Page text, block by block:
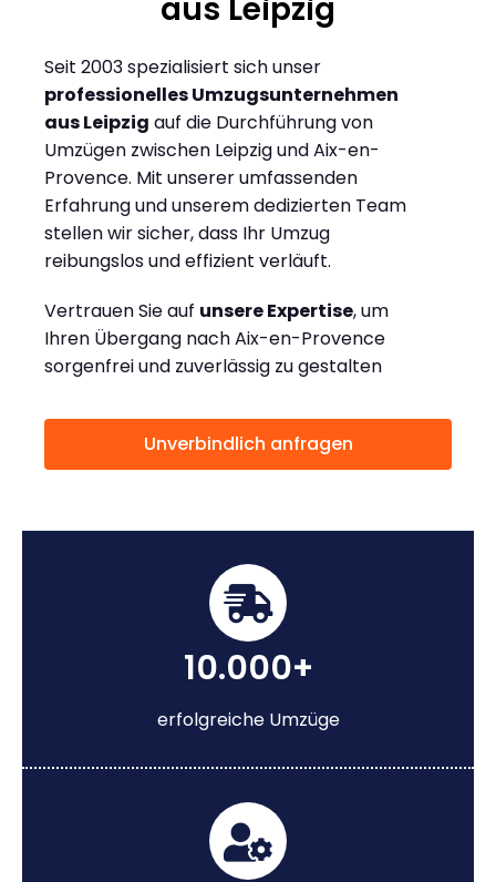
aus Leipzig
Seit 2003 spezialisiert sich unser
professionelles Umzugsunternehmen
aus Leipzig auf die Durchführung von
Umzügen zwischen Leipzig und Aix-en-
Provence. Mit unserer umfassenden
Erfahrung und unserem dedizierten Team
stellen wir sicher, dass Ihr Umzug
reibungslos und effizient verläuft.
Vertrauen Sie auf unsere Expertise, um
Ihren Übergang nach Aix-en-Provence
sorgenfrei und zuverlässig zu gestalten
Unverbindlich anfragen
10.000+
erfolgreiche Umzüge